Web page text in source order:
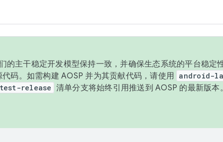
的主干稳定开发模型保持一致，并确保生态系统的平台稳定
码。如需构建 AOSP 并为其贡献代码，请使用 android-
release 清单分支将始终引用推送到 AOSP 的最新版